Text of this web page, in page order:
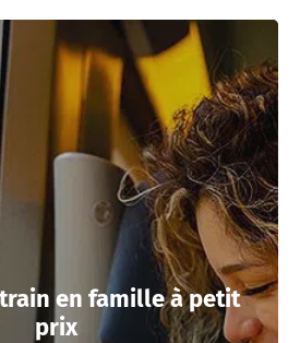
en famille à petit
prix